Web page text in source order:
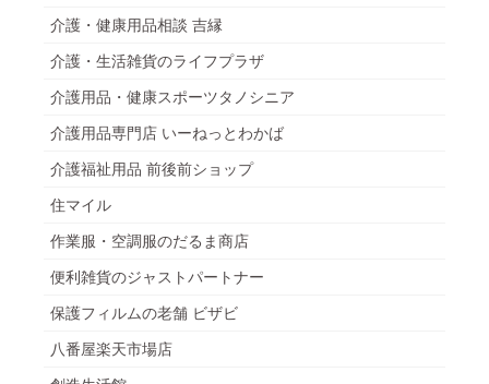
介護・健康用品相談 吉縁
介護・生活雑貨のライフプラザ
介護用品・健康スポーツタノシニア
介護用品専門店 いーねっとわかば
介護福祉用品 前後前ショップ
住マイル
作業服・空調服のだるま商店
便利雑貨のジャストパートナー
保護フィルムの老舗 ビザビ
八番屋楽天市場店